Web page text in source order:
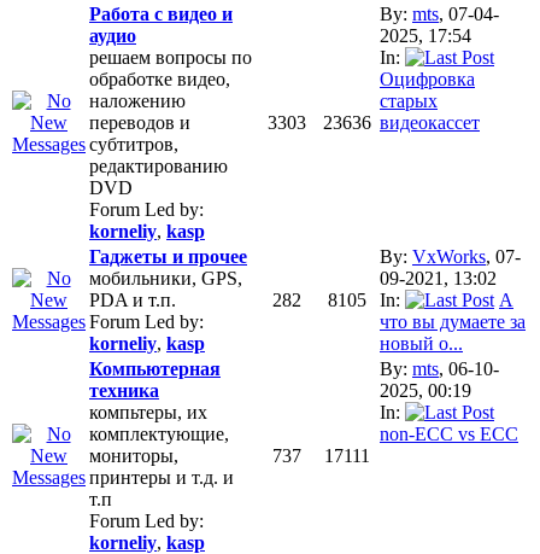
Работа с видео и
аудио
решаем вопросы по
обработке видео,
наложению
переводов и
субтитров,
редактированию
DVD
Forum Led by:
korneliy, kasp
3303 23636
By: mts, 07-04-
2025, 17:54
In:
Оцифровка
старых
видеокассет
Гаджеты и прочее
мобильники, GPS,
PDA и т.п.
Forum Led by:
korneliy, kasp
282 8105
By: VxWorks, 07-
09-2021, 13:02
In:
А
что вы думаете за
новый o...
Компьютерная
техника
компьтеры, их
комплектующие,
мониторы,
принтеры и т.д. и
т.п
Forum Led by:
korneliy, kasp
737 17111
By: mts, 06-10-
2025, 00:19
In:
non-ECC vs ECC